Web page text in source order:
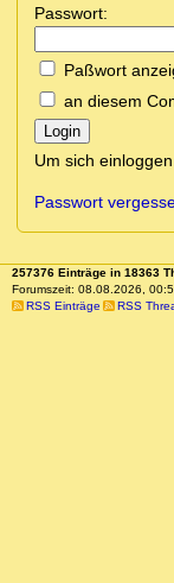
Passwort:
Paßwort
an diesem
Login
Um sich
Passwort
257376 Einträge in 18363
Forumszeit: 08.08.2026,
RSS Einträge
RSS